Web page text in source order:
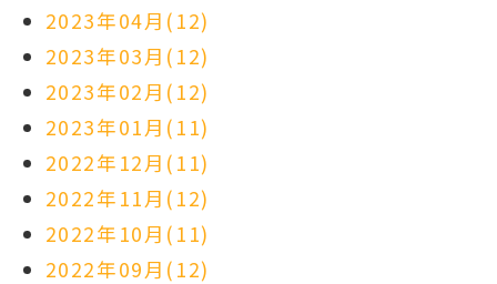
2023年04月(12)
2023年03月(12)
2023年02月(12)
2023年01月(11)
2022年12月(11)
2022年11月(12)
2022年10月(11)
2022年09月(12)